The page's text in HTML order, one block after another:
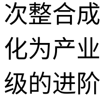
次整合
化为产
级的进阶